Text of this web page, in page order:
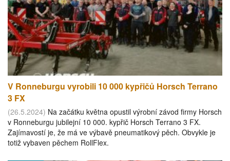
V Ronneburgu vyrobili 10 000 kypřičů Horsch Terrano
3 FX
(26.5.2024) Na začátku května opustil výrobní závod firmy Horsch
v Ronneburgu jubilejní 10 000. kypřič Horsch Terrano 3 FX.
Zajímavostí je, že má ve výbavě pneumatikový pěch. Obvykle je
totiž vybaven pěchem RollFlex.